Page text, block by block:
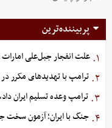
پربیننده‌ترین
۱. علت انفجار جبل‌علی
۲. ترامپ با تهدیدهای مکرر
۳. ترامپ وعده تسلیم ایران
۴. جنگ با ایران؛ آزمون سخت